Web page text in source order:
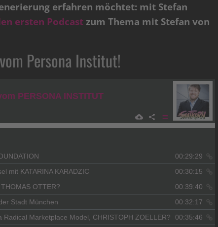
erfahren möchtet: mit Stefan
ersten Podcastzum Thema mit Stefan von
Persona Institut!